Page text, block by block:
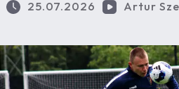
25.07.2026 Artur